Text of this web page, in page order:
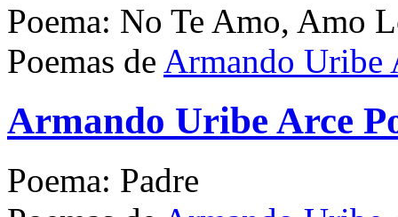
Poema: No Te Amo, Amo
Poemas de Armando Uribe
Armando Uribe Arce
Poema: Padre